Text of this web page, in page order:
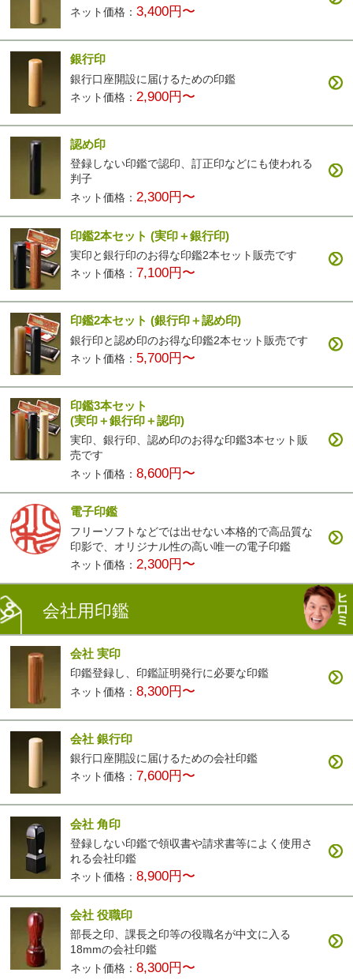
ネット価格：3,400円〜
銀行印
銀行口座開設に届けるための印鑑
ネット価格： 2,900円〜
認め印
登録しない印鑑で認印、訂正印などにも使われる
判子
ネット価格： 2,300円〜
印鑑2本セット(実印＋銀行印)
実印と銀行印のお得な印鑑2本セット販売です
ネット価格： 7,100円〜
印鑑2本セット(銀行印＋認め印)
銀行印と認め印のお得な印鑑2本セット販売です
ネット価格： 5,700円〜
印鑑3本セット
(実印＋銀行印＋認印)
実印、銀行印、認め印のお得な印鑑3本セット販
売です
ネット価格：8,600円〜
電子印鑑
フリーソフトなどでは出せない本格的で高品質な
印影で、オリジナル性の高い唯一の電子印鑑
ネット価格： 2,300円〜
会社用印鑑
会社 実印
印鑑登録し、印鑑証明発行に必要な印鑑
ネット価格：8,300円〜
会社 銀行印
銀行口座開設に届けるための会社印鑑
ネット価格： 7,600円〜
会社 角印
登録しない印鑑で領収書や請求書等によく使用さ
れる会社印鑑
ネット価格：8,900円〜
会社 役職印
部長之印、課長之印等の役職名が中文に入る
18mmの会社印鑑
ネット価格：8,300円〜